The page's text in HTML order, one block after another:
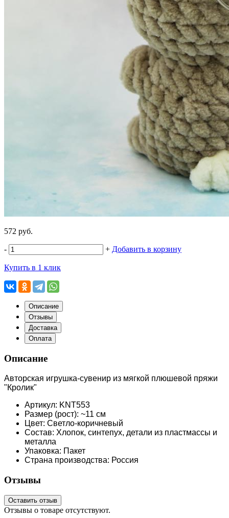
572 руб.
- + Добавить в корзину
Купить в 1 клик
Описание
Отзывы
Доставка
Оплата
Описание
Авторская игрушка-сувенир из мягкой плюшевой пряжи
"Кролик"
Артикул: KNT553
Размер (рост): ~11 см
Цвет: Светло-коричневый
Состав: Хлопок, синтепух, детали из пластмассы и
металла
Упаковка: Пакет
Страна производства: Россия
Отзывы
Оставить отзыв
Отзывы о товаре отсутствуют.